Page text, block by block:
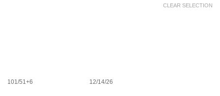
101/51+6 12/14/26
CLEAR SELECTION